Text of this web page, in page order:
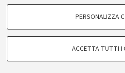
COOKIE TECNICI - NECESSARI
Si tratta di cookie tecnici utilizzati, a
PERSONALIZZA
ACCETTA TUTTI I
Impostazioni
©Copyright 2026 - ALMA MATER
Bologna - Via Zamboni,33 - 40126
- CF: